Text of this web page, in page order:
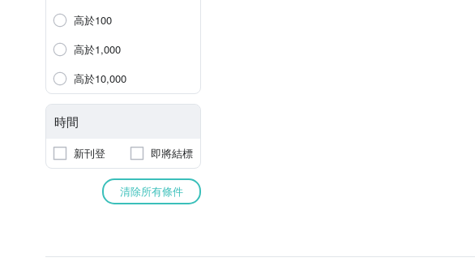
高於100
高於1,000
高於10,000
時間
新刊登 即將結標
清除所有條件